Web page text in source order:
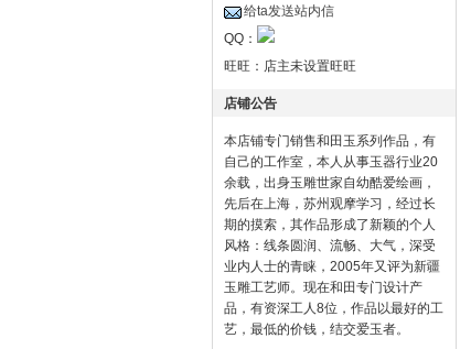
给ta发送站内信
QQ：
旺旺： 店主未设置旺旺
店铺公告
本店铺专门销售和田玉系列作品，有
自己的工作室，本人从事玉器行业20
余载，出身玉雕世家自幼酷爱绘画，
先后在上海，苏州观摩学习，经过长
期的摸索，其作品形成了新颖的个人
风格：线条圆润、流畅、大气，深受
业内人士的青睐，2005年又评为新疆
玉雕工艺师。现在和田专门设计产
品，有资深工人8位，作品以最好的工
艺，最低的价钱，结交爱玉者。